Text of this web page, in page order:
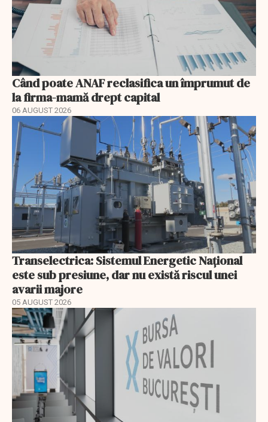
Când poate ANAF reclasifica un împrumut de
la firma-mamă drept capital
06 AUGUST 2026
Transelectrica: Sistemul Energetic Național
este sub presiune, dar nu există riscul unei
avarii majore
05 AUGUST 2026